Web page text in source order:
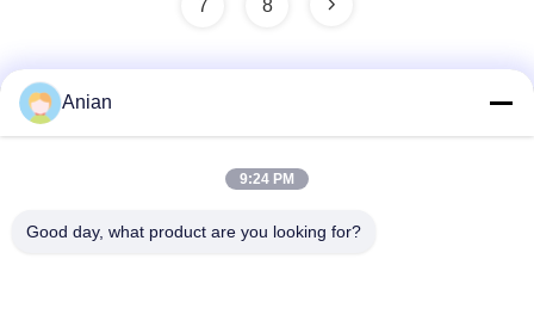
7 8
Γρήγορη επικοινωνία
Κτίριο Α, Κτίριο VERSINO, Νέα Περιοχή Longhua, Σενζέν
Anian
9:24 PM
Good day, what product are you looking for?